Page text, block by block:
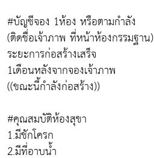
#บัญชีจอง 1ห้อง หรือตามกำลัง
(ติดชื่อเจ้าภาพ ที่หน้าห้องกรรมฐาน)
ระยะการก่อสร้างเสร็จ
1เดือนหลังจากจองเจ้าภาพ
((ขณะนี้กำลังก่อสร้าง))
#คุณสมบัติห้องสุขา
1.มีชักโครก
2.มีที่อาบน้ำ